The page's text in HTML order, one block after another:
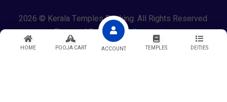
HOME POOJA CART ACCOUNT TEMPLES DEITIES
2026 © Kerala Temples Booking. All Rights Reserved.
Powered By Lewasol Corporation